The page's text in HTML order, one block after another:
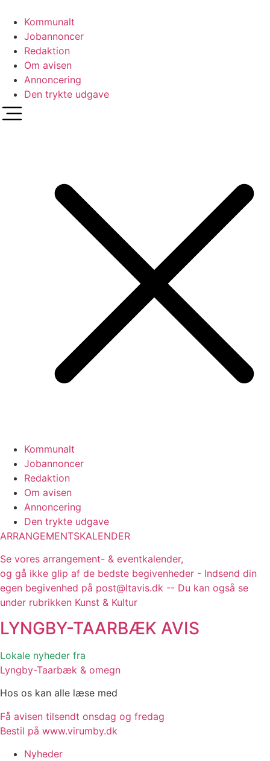
indhold
Kommunalt
Jobannoncer
Redaktion
Om avisen
Annoncering
Den trykte udgave
Kommunalt
Jobannoncer
Redaktion
Om avisen
Annoncering
Den trykte udgave
ARRANGEMENTSKALENDER
Se vores arrangement- & eventkalender,
og gå ikke glip af de bedste begivenheder - Indsend din
egen begivenhed på post@ltavis.dk -- Du kan også se
under rubrikken Kunst & Kultur
LYNGBY-TAARBÆK AVIS
Lokale nyheder fra
Lyngby-Taarbæk & omegn
Hos os kan alle læse med
Få avisen tilsendt onsdag og fredag
Bestil på www.virumby.dk
Nyheder